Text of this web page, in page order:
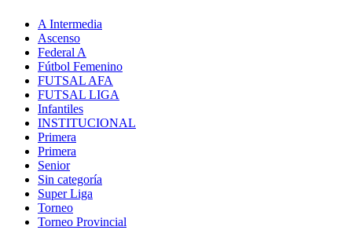
A Intermedia
Ascenso
Federal A
Fútbol Femenino
FUTSAL AFA
FUTSAL LIGA
Infantiles
INSTITUCIONAL
Primera
Primera
Senior
Sin categoría
Super Liga
Torneo
Torneo Provincial